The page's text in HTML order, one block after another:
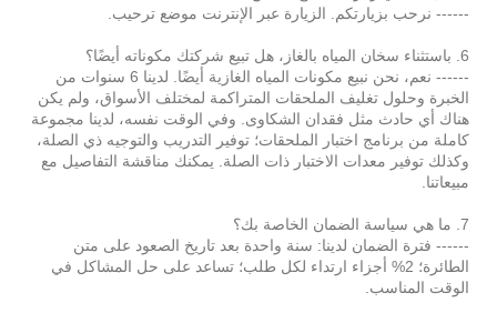
------ نرحب بزيارتكم. الزيارة عبر الإنترنت موضع ترحيب.
6. باستثناء سخان المياه بالغاز، هل تبيع شركتك مكوناته أيضًا؟
------ نعم، نحن نبيع مكونات المياه الغازية أيضًا. لدينا 6 سنوات من
الخبرة وحلول تغليف الملحقات المتراكمة لمختلف الأسواق، ولم يكن
هناك أي حادث مثل فقدان الشكاوى. وفي الوقت نفسه، لدينا مجموعة
كاملة من برنامج اختبار الملحقات؛ توفير التدريب والتوجيه ذي الصلة،
وكذلك توفير معدات الاختبار ذات الصلة. يمكنك مناقشة التفاصيل مع
مبيعاتنا.
7. ما هي سياسة الضمان الخاصة بك؟
------ فترة الضمان لدينا: سنة واحدة بعد تاريخ الصعود على متن
الطائرة؛ 2% أجزاء ارتداء لكل طلب؛ تساعد على حل المشاكل في
الوقت المناسب.